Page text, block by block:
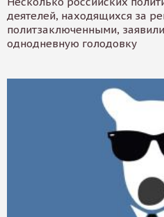
деятелей, находящихся за
политзаключенными,
однодневную голодовку